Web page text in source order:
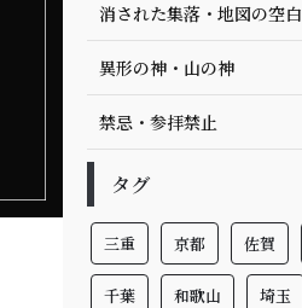
消された集落・地図の空白
異形の神・山の神
禁忌・参拝禁止
タグ
三重 京都 佐賀
千葉 和歌山 埼玉